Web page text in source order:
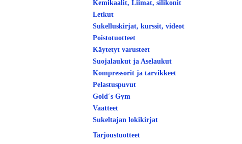
Kemikaalit, Liimat, silikonit
Letkut
Sukelluskirjat, kurssit, videot
Poistotuotteet
Käytetyt varusteet
Suojalaukut ja Aselaukut
Kompressorit ja tarvikkeet
Pelastuspuvut
Gold´s Gym
Vaatteet
Sukeltajan lokikirjat
Tarjoustuotteet